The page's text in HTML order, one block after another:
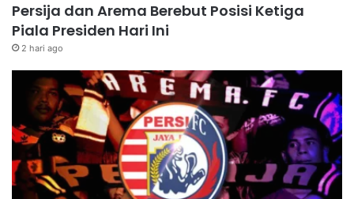
Persija dan Arema Berebut Posisi Ketiga
Piala Presiden Hari Ini
2 hari ago